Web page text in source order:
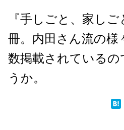
『手しごと、家し
冊。内田さん流の様
数掲載されている
うか。